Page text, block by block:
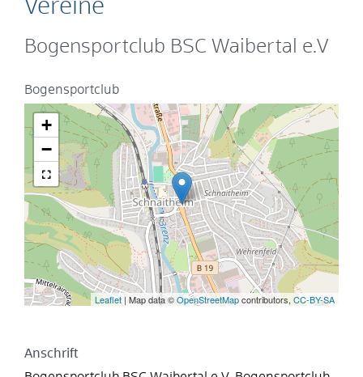
Vereine
Bogensportclub BSC Waibertal e.V
Bogensportclub
+
−
Leaflet | Map data ©OpenStreetMapcontributors, CC-BY-SA
Anschrift